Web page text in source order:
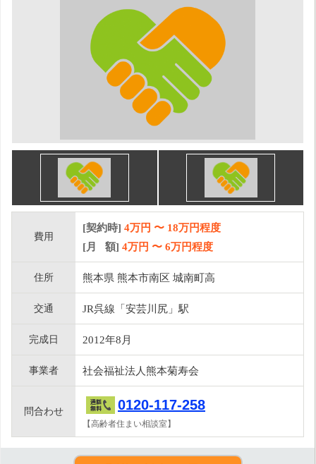
費用
[契約時] 4万円 〜 18万円程度
[月 額] 4万円 〜 6万円程度
住所 熊本県 熊本市南区 城南町高
交通 JR呉線「安芸川尻」駅
完成日 2012年8月
事業者 社会福祉法人熊本菊寿会
問合わせ 0120-117-258
【高齢者住まい相談室】